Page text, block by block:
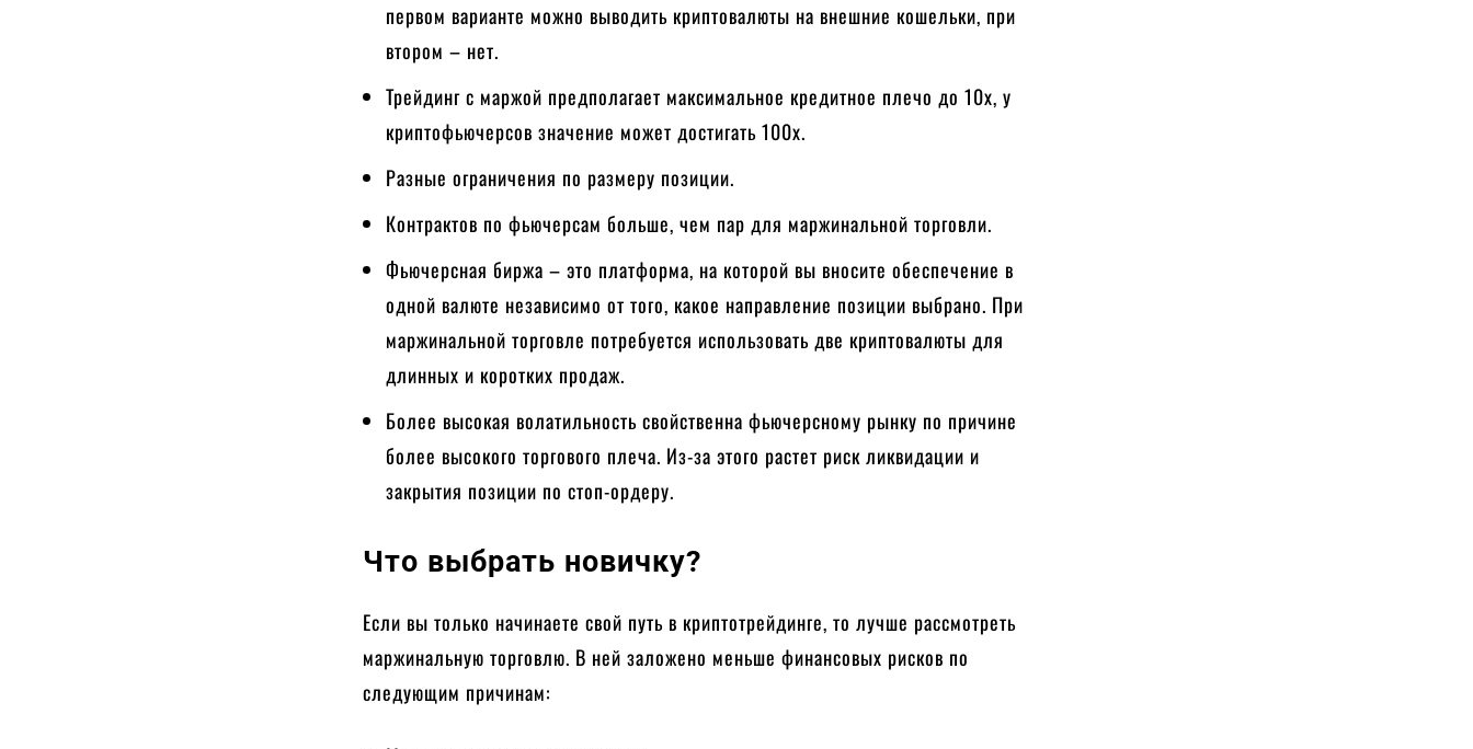
первом варианте можно выводить криптовалюты на внешние кошельки, при
втором – нет.
Трейдинг с маржой предполагает максимальное кредитное плечо до 10х, у
криптофьючерсов значение может достигать 100х.
Разные ограничения по размеру позиции.
Контрактов по фьючерсам больше, чем пар для маржинальной торговли.
Фьючерсная биржа – это платформа, на которой вы вносите обеспечение в
одной валюте независимо от того, какое направление позиции выбрано. При
маржинальной торговле потребуется использовать две криптовалюты для
длинных и коротких продаж.
Более высокая волатильность свойственна фьючерсному рынку по причине
более высокого торгового плеча. Из-за этого растет риск ликвидации и
закрытия позиции по стоп-ордеру.
Что выбрать новичку?
Если вы только начинаете свой путь в криптотрейдинге, то лучше рассмотреть
маржинальную торговлю. В ней заложено меньше финансовых рисков по
следующим причинам: